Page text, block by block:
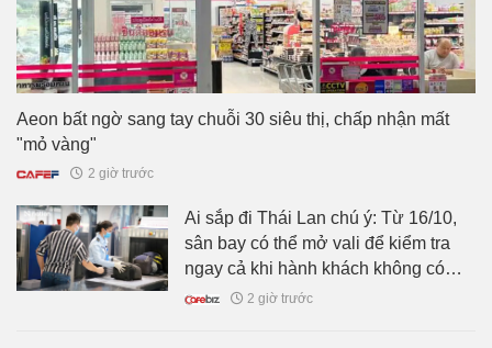
Aeon bất ngờ sang tay chuỗi 30 siêu thị, chấp nhận mất
"mỏ vàng"
2 giờ trước
Ai sắp đi Thái Lan chú ý: Từ 16/10,
sân bay có thể mở vali để kiểm tra
ngay cả khi hành khách không có
mặt
2 giờ trước